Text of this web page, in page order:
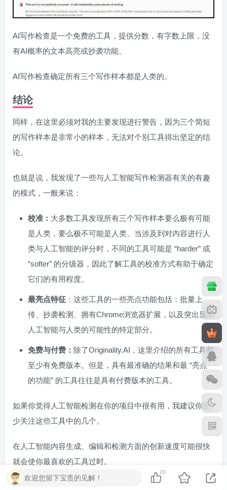
AI写作检查是一个免费的工具，提供分数，有字数上限，没
有AI概率的文本高亮或抄袭功能。
AI写作检查确定所有三个写作样本都是人类的。
结论
同样，在这里必须对我的主要发现进行警告，因为三个简短
的写作样本是非常小的样本，无法对个别工具得出坚定的结
论。
也就是说，我发现了一些与人工智能写作检测器有关的有趣
的模式，一般来说：
校准： 大多数工具发现所有三个写作样本要么极有可能
是人类，要么极不可能是人类。当涉及到对内容进行人
类与人工智能的评分时，不同的工具可能是 “harder” 或
“softer” 的分级器，因此了解工具的校准方式有助于确定
它们的有用程度。
最亮点特征 ：这些工具的一些亮点功能包括：批量上
传、抄袭检测、拥有Chrome浏览器扩展，以及突出显示
人工智能与人类的可能性的特定部分。
免费与付费： 除了Originality.AI，这里介绍的所有工具都
至少有免费版本。但是，具有最准确的结果和最 “亮点
的功能” 的工具往往是具有付费版本的工具。
如果你觉得人工智能检测在你的项目中很有用，我建议你至
少关注这些工具中的几个。
在人工智能内容生成、编辑和检测方面的创新速度可能很快
就会使你最喜欢的工具过时。
©版权声明
欢迎您留下宝贵的见解！
20